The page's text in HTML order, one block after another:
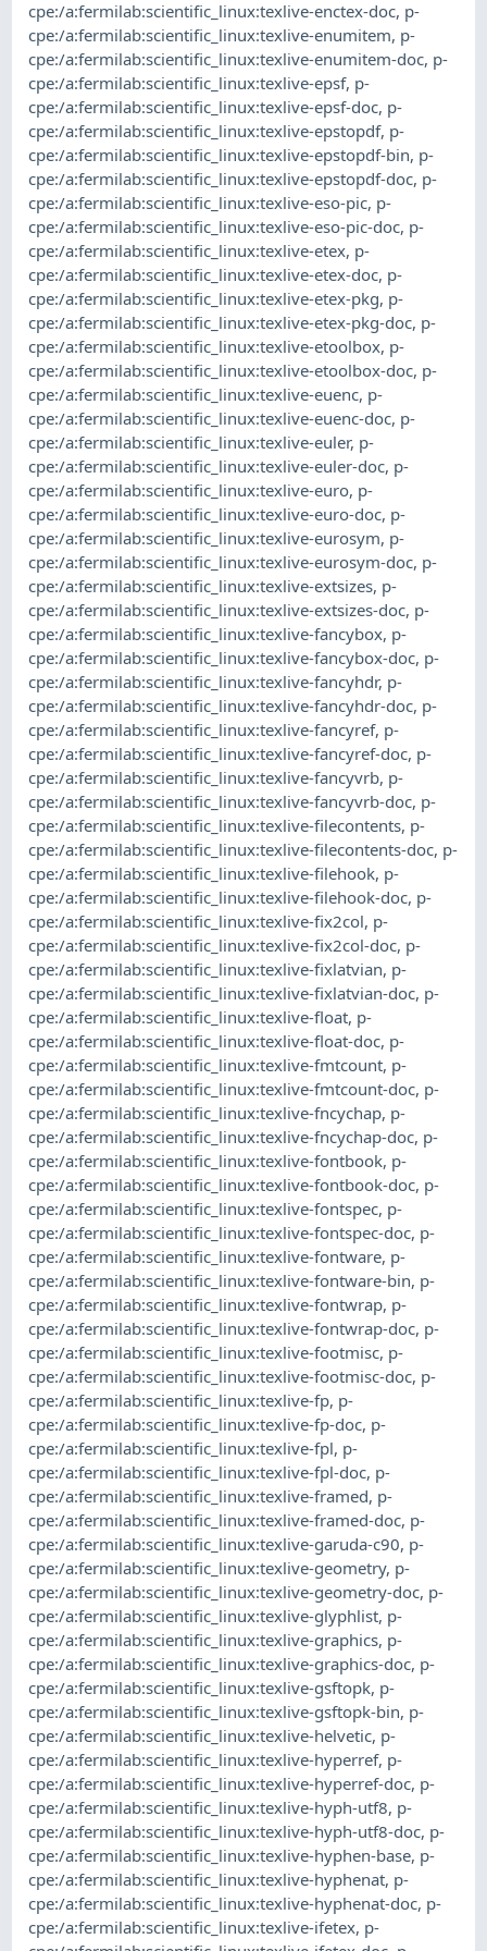
cpe:/a:fermilab:scientific_linux:texlive-enctex-doc, p-
cpe:/a:fermilab:scientific_linux:texlive-enumitem, p-
cpe:/a:fermilab:scientific_linux:texlive-enumitem-doc, p-
cpe:/a:fermilab:scientific_linux:texlive-epsf, p-
cpe:/a:fermilab:scientific_linux:texlive-epsf-doc, p-
cpe:/a:fermilab:scientific_linux:texlive-epstopdf, p-
cpe:/a:fermilab:scientific_linux:texlive-epstopdf-bin, p-
cpe:/a:fermilab:scientific_linux:texlive-epstopdf-doc, p-
cpe:/a:fermilab:scientific_linux:texlive-eso-pic, p-
cpe:/a:fermilab:scientific_linux:texlive-eso-pic-doc, p-
cpe:/a:fermilab:scientific_linux:texlive-etex, p-
cpe:/a:fermilab:scientific_linux:texlive-etex-doc, p-
cpe:/a:fermilab:scientific_linux:texlive-etex-pkg, p-
cpe:/a:fermilab:scientific_linux:texlive-etex-pkg-doc, p-
cpe:/a:fermilab:scientific_linux:texlive-etoolbox, p-
cpe:/a:fermilab:scientific_linux:texlive-etoolbox-doc, p-
cpe:/a:fermilab:scientific_linux:texlive-euenc, p-
cpe:/a:fermilab:scientific_linux:texlive-euenc-doc, p-
cpe:/a:fermilab:scientific_linux:texlive-euler, p-
cpe:/a:fermilab:scientific_linux:texlive-euler-doc, p-
cpe:/a:fermilab:scientific_linux:texlive-euro, p-
cpe:/a:fermilab:scientific_linux:texlive-euro-doc, p-
cpe:/a:fermilab:scientific_linux:texlive-eurosym, p-
cpe:/a:fermilab:scientific_linux:texlive-eurosym-doc, p-
cpe:/a:fermilab:scientific_linux:texlive-extsizes, p-
cpe:/a:fermilab:scientific_linux:texlive-extsizes-doc, p-
cpe:/a:fermilab:scientific_linux:texlive-fancybox, p-
cpe:/a:fermilab:scientific_linux:texlive-fancybox-doc, p-
cpe:/a:fermilab:scientific_linux:texlive-fancyhdr, p-
cpe:/a:fermilab:scientific_linux:texlive-fancyhdr-doc, p-
cpe:/a:fermilab:scientific_linux:texlive-fancyref, p-
cpe:/a:fermilab:scientific_linux:texlive-fancyref-doc, p-
cpe:/a:fermilab:scientific_linux:texlive-fancyvrb, p-
cpe:/a:fermilab:scientific_linux:texlive-fancyvrb-doc, p-
cpe:/a:fermilab:scientific_linux:texlive-filecontents, p-
cpe:/a:fermilab:scientific_linux:texlive-filecontents-doc, p-
cpe:/a:fermilab:scientific_linux:texlive-filehook, p-
cpe:/a:fermilab:scientific_linux:texlive-filehook-doc, p-
cpe:/a:fermilab:scientific_linux:texlive-fix2col, p-
cpe:/a:fermilab:scientific_linux:texlive-fix2col-doc, p-
cpe:/a:fermilab:scientific_linux:texlive-fixlatvian, p-
cpe:/a:fermilab:scientific_linux:texlive-fixlatvian-doc, p-
cpe:/a:fermilab:scientific_linux:texlive-float, p-
cpe:/a:fermilab:scientific_linux:texlive-float-doc, p-
cpe:/a:fermilab:scientific_linux:texlive-fmtcount, p-
cpe:/a:fermilab:scientific_linux:texlive-fmtcount-doc, p-
cpe:/a:fermilab:scientific_linux:texlive-fncychap, p-
cpe:/a:fermilab:scientific_linux:texlive-fncychap-doc, p-
cpe:/a:fermilab:scientific_linux:texlive-fontbook, p-
cpe:/a:fermilab:scientific_linux:texlive-fontbook-doc, p-
cpe:/a:fermilab:scientific_linux:texlive-fontspec, p-
cpe:/a:fermilab:scientific_linux:texlive-fontspec-doc, p-
cpe:/a:fermilab:scientific_linux:texlive-fontware, p-
cpe:/a:fermilab:scientific_linux:texlive-fontware-bin, p-
cpe:/a:fermilab:scientific_linux:texlive-fontwrap, p-
cpe:/a:fermilab:scientific_linux:texlive-fontwrap-doc, p-
cpe:/a:fermilab:scientific_linux:texlive-footmisc, p-
cpe:/a:fermilab:scientific_linux:texlive-footmisc-doc, p-
cpe:/a:fermilab:scientific_linux:texlive-fp, p-
cpe:/a:fermilab:scientific_linux:texlive-fp-doc, p-
cpe:/a:fermilab:scientific_linux:texlive-fpl, p-
cpe:/a:fermilab:scientific_linux:texlive-fpl-doc, p-
cpe:/a:fermilab:scientific_linux:texlive-framed, p-
cpe:/a:fermilab:scientific_linux:texlive-framed-doc, p-
cpe:/a:fermilab:scientific_linux:texlive-garuda-c90, p-
cpe:/a:fermilab:scientific_linux:texlive-geometry, p-
cpe:/a:fermilab:scientific_linux:texlive-geometry-doc, p-
cpe:/a:fermilab:scientific_linux:texlive-glyphlist, p-
cpe:/a:fermilab:scientific_linux:texlive-graphics, p-
cpe:/a:fermilab:scientific_linux:texlive-graphics-doc, p-
cpe:/a:fermilab:scientific_linux:texlive-gsftopk, p-
cpe:/a:fermilab:scientific_linux:texlive-gsftopk-bin, p-
cpe:/a:fermilab:scientific_linux:texlive-helvetic, p-
cpe:/a:fermilab:scientific_linux:texlive-hyperref, p-
cpe:/a:fermilab:scientific_linux:texlive-hyperref-doc, p-
cpe:/a:fermilab:scientific_linux:texlive-hyph-utf8, p-
cpe:/a:fermilab:scientific_linux:texlive-hyph-utf8-doc, p-
cpe:/a:fermilab:scientific_linux:texlive-hyphen-base, p-
cpe:/a:fermilab:scientific_linux:texlive-hyphenat, p-
cpe:/a:fermilab:scientific_linux:texlive-hyphenat-doc, p-
cpe:/a:fermilab:scientific_linux:texlive-ifetex, p-